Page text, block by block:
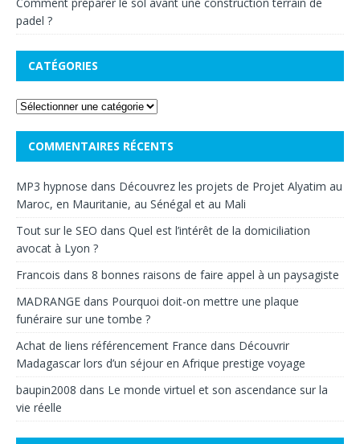
padel ?
CATÉGORIES
COMMENTAIRES RÉCENTS
MP3 hypnose dans Découvrez les projets de Projet Alyatim au
Maroc, en Mauritanie, au Sénégal et au Mali
Tout sur le SEO dans Quel est l’intérêt de la domiciliation
avocat à Lyon ?
Francois dans 8 bonnes raisons de faire appel à un paysagiste
MADRANGE dans Pourquoi doit-on mettre une plaque
funéraire sur une tombe ?
Achat de liens référencement France dans Découvrir
Madagascar lors d’un séjour en Afrique prestige voyage
baupin2008 dans Le monde virtuel et son ascendance sur la
vie réelle